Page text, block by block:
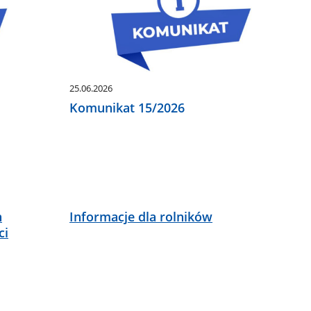
25.06.2026
Komunikat 15/2026
Informacje dla rolników